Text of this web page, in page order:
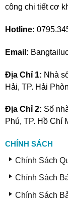
công chi tiết cơ
Hotline:
Email:
Địa Chỉ 1: Nhà
Hải, TP. Hải
Địa Chỉ 2: Số
Phú, TP. Hồ Chí
CHÍNH SÁCH
Chính Sách
Chính Sách
Chính Sách